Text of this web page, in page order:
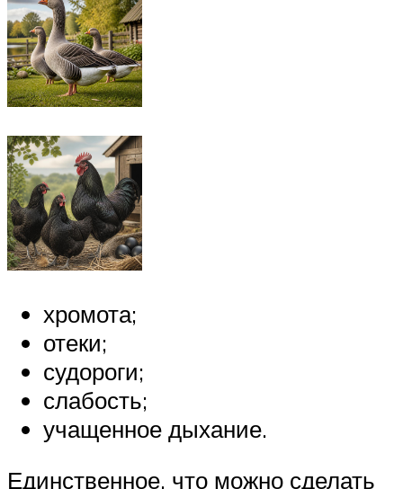
хромота;
отеки;
судороги;
слабость;
учащенное дыхание.
Единственное, что можно сделать